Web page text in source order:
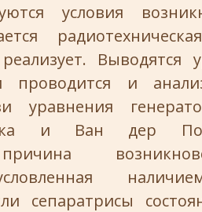
условия
Выводятся
проводится и
уравнения
и Ван дер
сепаратрисы